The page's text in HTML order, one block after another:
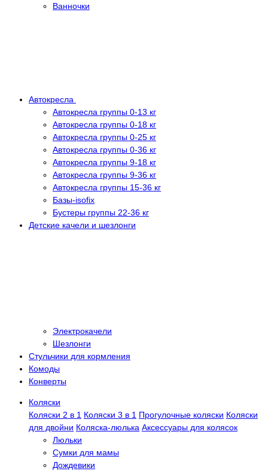
Ванночки
Автокресла
Автокресла группы 0-13 кг
Автокресла группы 0-18 кг
Автокресла группы 0-25 кг
Автокресла группы 0-36 кг
Автокресла группы 9-18 кг
Автокресла группы 9-36 кг
Автокресла группы 15-36 кг
Базы-isofix
Бустеры группы 22-36 кг
Детские качели и шезлонги
Электрокачели
Шезлонги
Стульчики для кормления
Комоды
Конверты
Коляски
Коляски 2 в 1 Коляски 3 в 1 Прогулочные коляски Коляски
для двойни Коляска-люлька Аксессуары для колясок
Люльки
Сумки для мамы
Дождевики